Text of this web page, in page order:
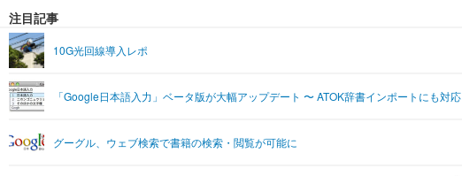
音楽
ライフ
ペット
その他
リリース一覧
プッシュ通知の停止方法
注目記事
10G光回線導入レポ
「Google日本語入力」ベータ版が大幅アップデート 〜 ATOK辞書インポートにも対応
グーグル、ウェブ検索で書籍の検索・閲覧が可能に